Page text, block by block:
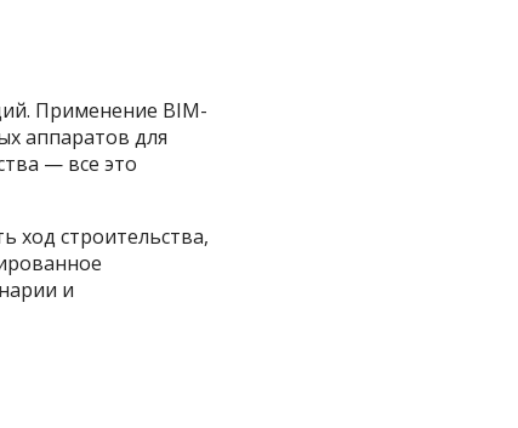
Применение BIM-
аппаратов для
— все это
ход строительства,
и